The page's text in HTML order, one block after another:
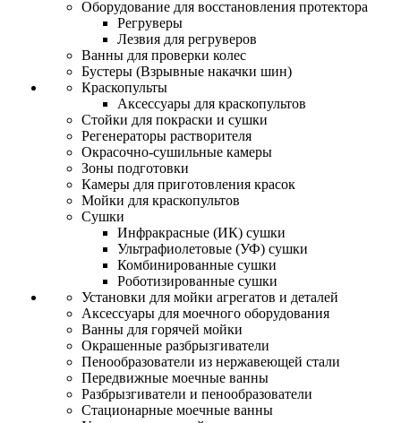
Оборудование для восстановления протектора
Регруверы
Лезвия для регруверов
Ванны для проверки колес
Бустеры (Взрывные накачки шин)
Краскопульты
Аксессуары для краскопультов
Стойки для покраски и сушки
Регенераторы растворителя
Окрасочно-сушильные камеры
Зоны подготовки
Камеры для приготовления красок
Мойки для краскопультов
Сушки
Инфракрасные (ИК) сушки
Ультрафиолетовые (УФ) сушки
Комбинированные сушки
Роботизированные сушки
Установки для мойки агрегатов и деталей
Аксессуары для моечного оборудования
Ванны для горячей мойки
Окрашенные разбрызгиватели
Пенообразователи из нержавеющей стали
Передвижные моечные ванны
Разбрызгиватели и пенообразователи
Стационарные моечные ванны